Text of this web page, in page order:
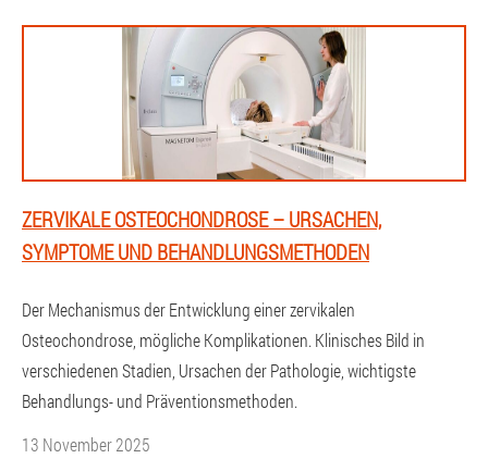
ZERVIKALE OSTEOCHONDROSE – URSACHEN,
SYMPTOME UND BEHANDLUNGSMETHODEN
Der Mechanismus der Entwicklung einer zervikalen
Osteochondrose, mögliche Komplikationen. Klinisches Bild in
verschiedenen Stadien, Ursachen der Pathologie, wichtigste
Behandlungs- und Präventionsmethoden.
13 November 2025